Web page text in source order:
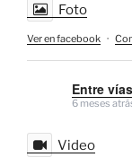
Foto
Ver en facebook ·
Entre vías
6 meses
Video